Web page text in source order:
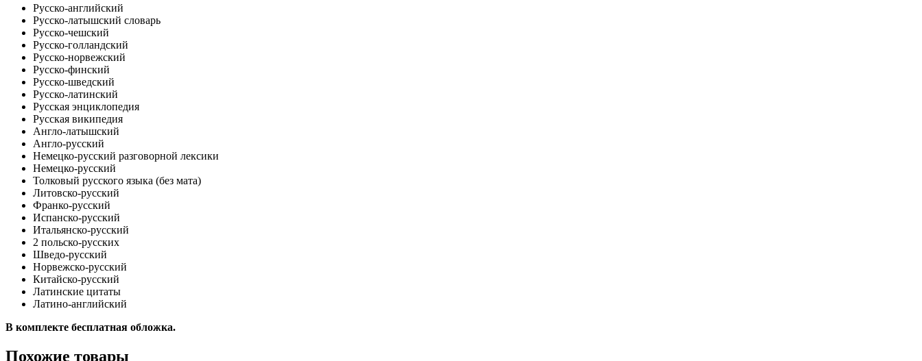
Русско-английский
Русско-латышский словарь
Русско-чешский
Русско-голландский
Русско-норвежский
Русско-финский
Русско-шведский
Русско-латинский
Русская энциклопедия
Русская википедия
Англо-латышский
Англо-русский
Немецко-русский разговорной лексики
Немецко-русский
Толковый русского языка (без мата)
Литовско-русский
Франко-русский
Испанско-русский
Итальянско-русский
2 польско-русских
Шведо-русский
Норвежско-русский
Китайско-русский
Латинские цитаты
Латино-английский
В комплекте бесплатная обложка.
Похожие товары